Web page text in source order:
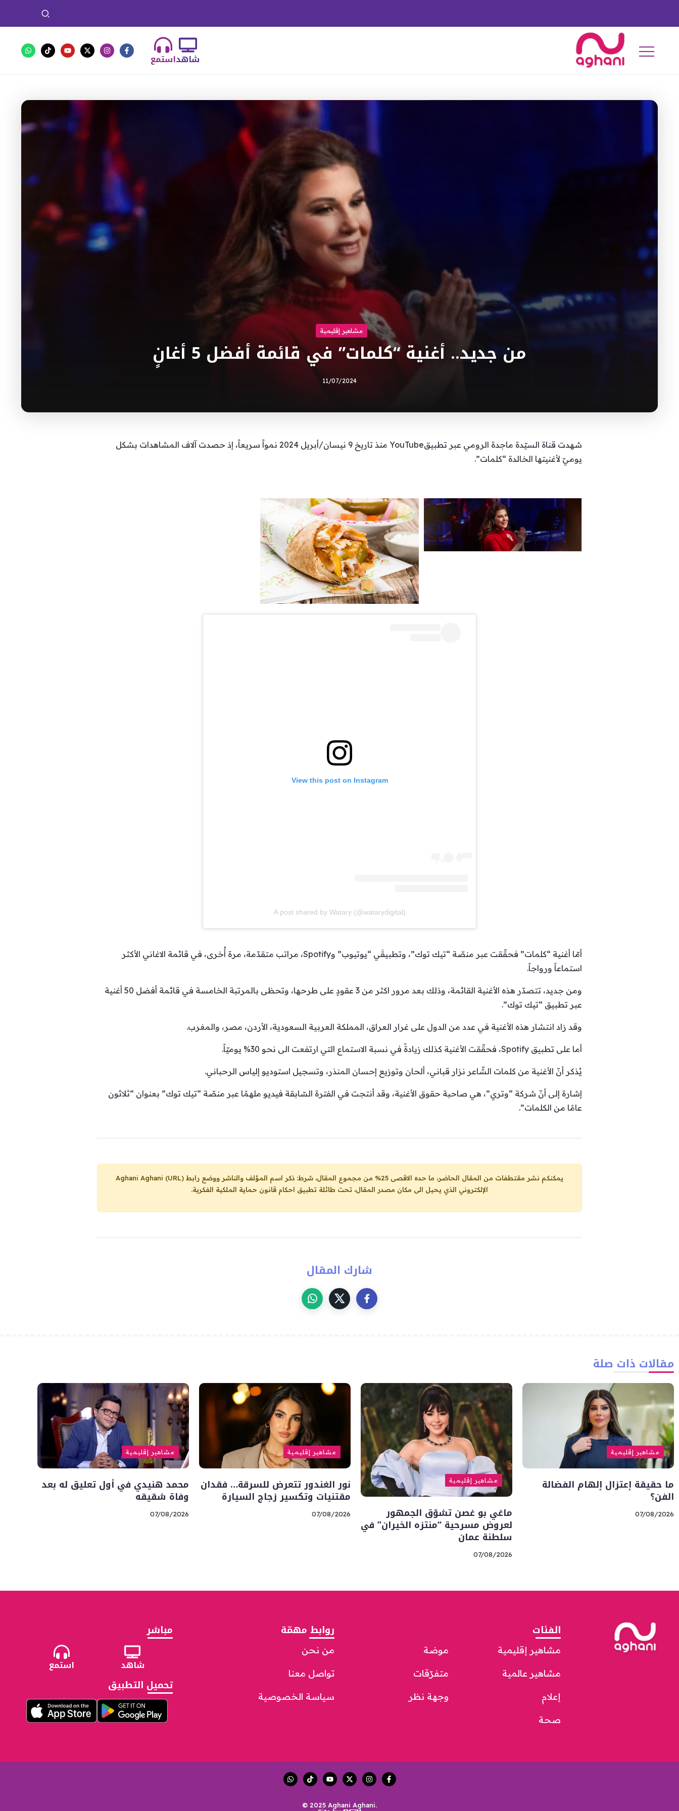
استمعشاهد
مشاهير إقليمية
من جديد.. أغنية “كلمات” في قائمة أفضل 5 أغانٍ
11/07/2024
شهدت قناة السيّدة ماجدة الرومي عبر تطبيقYouTube منذ تاريخ 9 نيسان/أبريل 2024 نمواً سريعاً، إذ حصدت آلاف المشاهدات بشكل
يوميّ لأغنيتها الخالدة “كلمات”.
View this post on Instagram
A post shared by Watary (@watarydigital)
أمّا أغنية “كلمات” فحقّقت عبر منصّة “تيك توك”، وتطبيقَي “يوتيوب” وSpotify، مراتب متقدّمة، مرة أُخرى، في قائمة الاغاني الأكثر
استماعاً ورواجاً.
ومن جديد، تتصدّر هذه الأغنية القائمة، وذلك بعد مرور اكثر من 3 عقودٍ على طرحها، وتحظى بالمرتبة الخامسة في قائمة أفضل 50 أغنية
عبر تطبيق “تيك توك”.
وقد زاد انتشار هذه الأغنية في عدد من الدول على غرار العراق، المملكة العربية السعودية، الأردن، مصر، والمغرب.
أما على تطبيق Spotify، فحقّقت الأغنية كذلك زيادةً في نسبة الاستماع التي ارتفعت الى نحو 30% يوميّاً.
يُذكر أنّ الأغنية من كلمات الشّاعر نزار قباني، ألحان وتوزيع إحسان المنذر، وتسجيل استوديو إلياس الرحباني.
إشارة إلى أنّ شركة “وتري”، هي صاحبة حقوق الأغنية، وقد أنتجت في الفترة السّابقة فيديو ملهمًا عبر منصّة “تيك توك” بعنوان “ثلاثون
عامًا من الكلمات”.
يمكنكم نشر مقتطفات من المقال الحاضر، ما حده الاقصى 25% من مجموع المقال، شرط: ذكر اسم المؤلف والناشر ووضع رابط
Aghani Aghani (URL)
الإلكتروني الذي يحيل الى مكان مصدر المقال، تحت طائلة تطبيق احكام قانون حماية الملكية الفكرية.
شارك المقال
مقالات ذات صلة
مشاهير إقليمية
ما حقيقة إعتزال إلهام الفضالة
الفن؟
07/08/2026
مشاهير إقليمية
ماغي بو غصن تشوّق الجمهور
لعروض مسرحية “منتزه الخيران” في
سلطنة عمان
07/08/2026
مشاهير إقليمية
نور الغندور تتعرض للسرقة… فقدان
مقتنيات وتكسير زجاج السيارة
07/08/2026
مشاهير إقليمية
محمد هنيدي في أول تعليق له بعد
وفاة شقيقه
07/08/2026
الفئات
مشاهير إقليمية
مشاهير عالمية
إعلام
صحة
موضة
متفرّقات
وجهة نظر
روابط مهمّة
من نحن
تواصل معنا
سياسة الخصوصية
مباشر
شاهد استمع
تحميل التطبيق
© 2025 Aghani Aghani.